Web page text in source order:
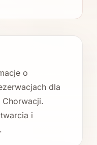
o
dla
Chorwacji.
i